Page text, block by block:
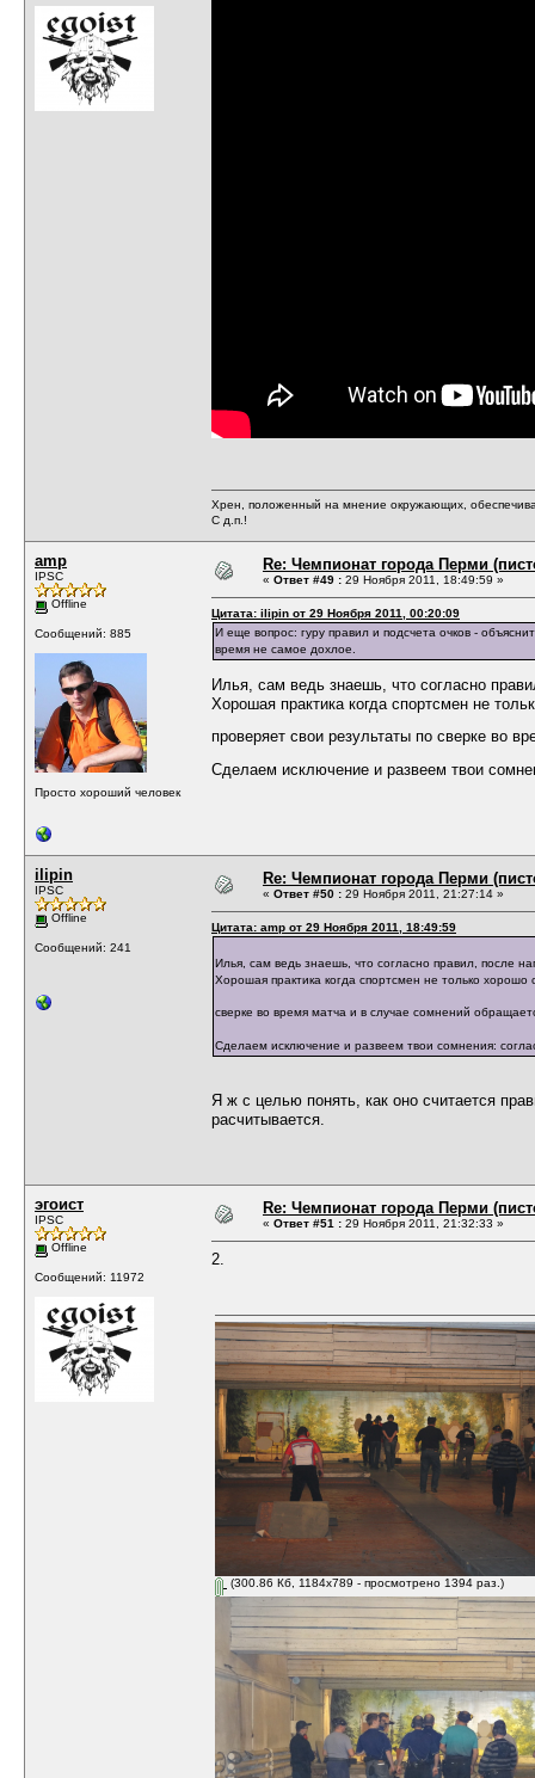
Хрен, положенный на мнение окружающих,
С д.п.!
amp
IPSC
Offline
Сообщений: 885
Просто хороший человек
Re: Чемпионат города Перми
« Ответ #49 : 29 Ноября 2011, 18:49:59 »
Цитата: ilipin от 29 Ноября 2011, 00:20:09
И еще вопрос: гуру правил и подсчета очков -
время не самое дохлое.
Илья, сам ведь знаешь, что согласно
Хорошая практика когда спортсмен не
проверяет свои результаты по сверке во
Сделаем исключение и развеем твои
ilipin
IPSC
Offline
Сообщений: 241
Re: Чемпионат города Перми
« Ответ #50 : 29 Ноября 2011, 21:27:14 »
Цитата: amp от 29 Ноября 2011, 18:49:59
Илья, сам ведь знаешь, что согласно правил, после
Хорошая практика когда спортсмен не только
сверке во время матча и в случае сомнений
Сделаем исключение и развеем твои сомнения:
Я ж с целью понять, как оно считается
расчитывается.
эгоист
IPSC
Offline
Сообщений: 11972
Re: Чемпионат города Перми
« Ответ #51 : 29 Ноября 2011, 21:32:33 »
2.
(300.86 Кб, 1184x789 - просмотрено 1394 раз.)